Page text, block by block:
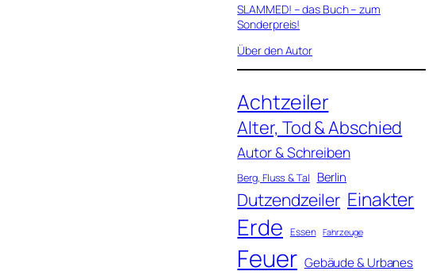
SLAMMED! – das Buch – zum
Sonderpreis!
Über den Autor
Achtzeiler
Alter, Tod & Abschied
Autor & Schreiben
Berg, Fluss & Tal Berlin
Dutzendzeiler Einakter
Erde Essen Fahrzeuge
Feuer Gebäude & Urbanes